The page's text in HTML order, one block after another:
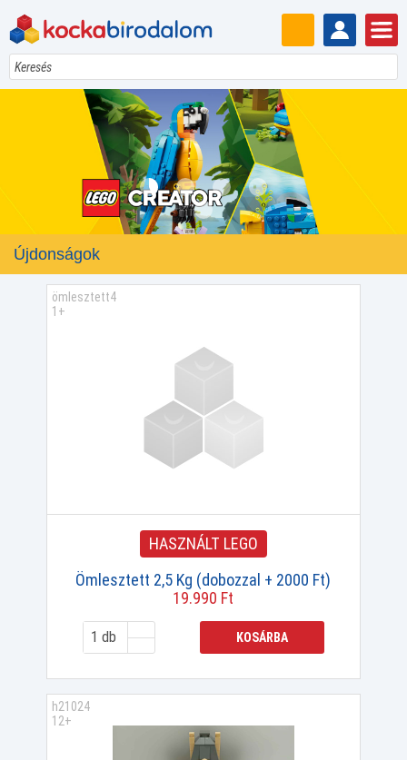
Keresés
Újdonságok
HASZNÁLT LEGO
Ömlesztett 2,5 Kg (dobozzal + 2000 Ft)
19.990 Ft
KOSÁRBA
ömlesztett4
1+
h21024
12+